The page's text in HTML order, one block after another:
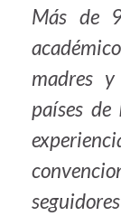
Más de
madres
países